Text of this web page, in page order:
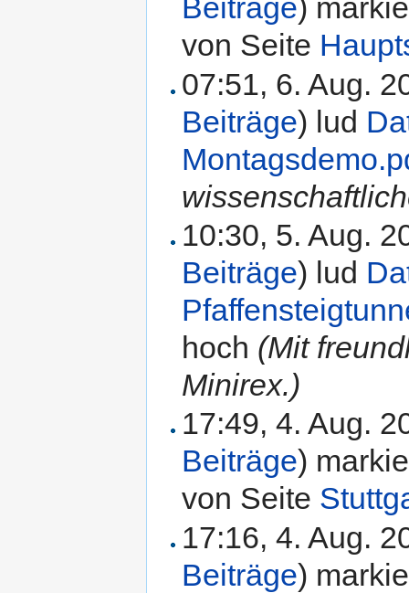
Beiträge)
von Seite
07:51, 6. Aug.
Beiträge) lud
10:30, 5. Aug.
Beiträge) lud
hoch (Mit
Minirex.)
17:49, 4. Aug.
Beiträge)
von Seite
17:16, 4. Aug.
Beiträge)